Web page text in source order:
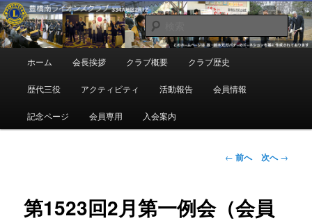
メ
イ
ン
コ
豊橋南ライオンズクラブ
地域奉仕ボランティア
検
索
ュ
ホーム 会長挨拶 クラブ概要 クラブ歴史
歴代三役 アクティビティ 活動報告 会員情報
記念ページ 会員専用 入会案内
投
ビ
ゲ
← 前へ 次へ→
第1523回2月第一例会（会員